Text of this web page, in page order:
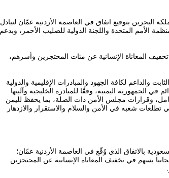
البحرين بتوقيع اتفاق في العاصمة الأردنية عمّان لتبادل
الأمم المتحدة واللجنة الدولية للصليب الأحمر، وبدعم
المعاناة الإنسانية عن مئات المحتجزين وأسرهم،
والداعم لكافة الجهود والمبادرات الإقليمية والدولية
اليمنية، وفقًا للمبادرة الخليجية وآليتها
وقرارات مجلس الأمن ذات الصلة، بما يحفظ لليمن
تطلعات شعبه في الأمن والسلام والاستقرار والازدهار
بالاتفاق الذي وُقّع في العاصمة الأردنية عمّان؛
يسهم في تخفيف المعاناة الإنسانية عن المحتجزين